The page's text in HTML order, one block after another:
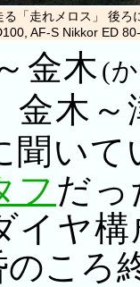
る「走れメロス」 後
AF-S Nikkor ED
金木 (
金木～
聞い
フ だっ
イヤ
のころ